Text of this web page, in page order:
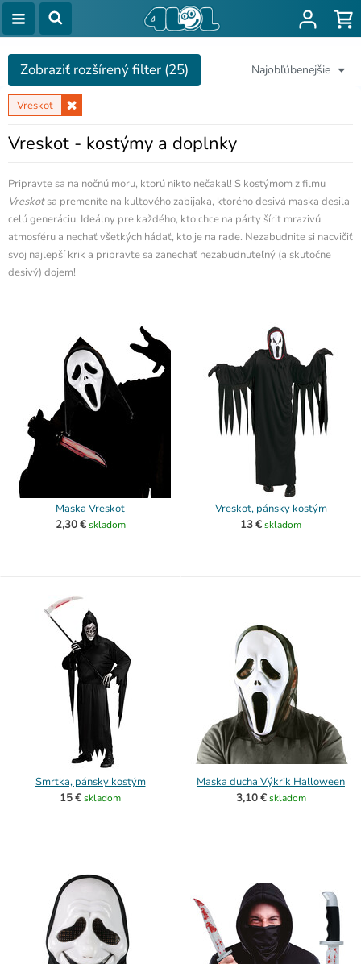
Najobľúbenejšie
Zobraziť rozšírený filter (25)
Vreskot
Vreskot - kostýmy a doplnky
Pripravte sa na nočnú moru, ktorú nikto nečakal! S kostýmom z filmu
Vreskotsa premeníte na kultového zabijaka, ktorého desivá maska desila
celú generáciu. Ideálny pre každého, kto chce na párty šíriť mrazivú
atmosféru a nechať všetkých hádať, kto je na rade. Nezabudnite si nacvičiť
svoj najlepší krik a pripravte sa zanechať nezabudnuteľný (a skutočne
desivý) dojem!
Maska Vreskot
2,30 € skladom
Vreskot, pánsky kostým
13 €skladom
Smrtka, pánsky kostým
15 €skladom
Maska ducha Výkrik Halloween
3,10 € skladom